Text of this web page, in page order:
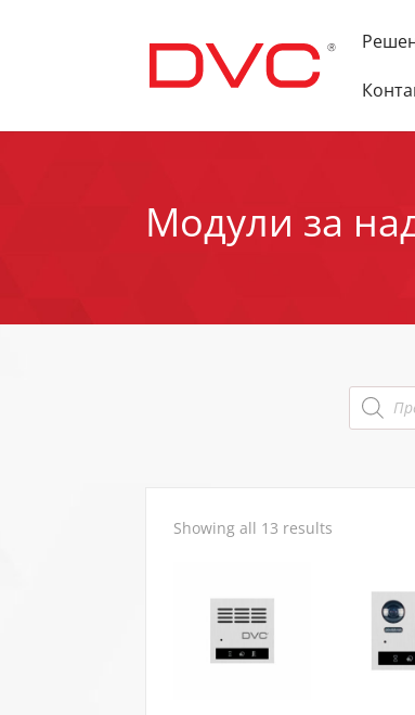
Модули за
search
Showing all 13 results